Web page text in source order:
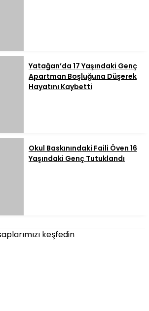
Yatağan’da 17 Yaşındaki Genç
Apartman Boşluğuna Düşerek
Hayatını Kaybetti
Okul Baskınındaki Faili Öven 16
Yaşındaki Genç Tutuklandı
keşfedin